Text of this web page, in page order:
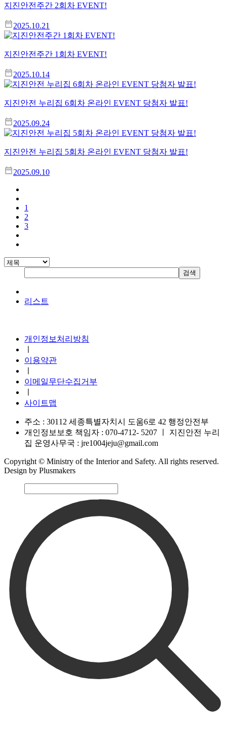
지진안전주간 2회차 EVENT!
2025.10.21
지진안전주간 1회차 EVENT!
2025.10.14
지진안전 누리집 6회차 온라인 EVENT 당첨자 발표!
2025.09.24
지진안전 누리집 5회차 온라인 EVENT 당첨자 발표!
2025.09.10
1
2
3
리스트
개인정보처리방침
이용약관
이메일무단수집거부
사이트맵
주소 : 30112 세종특별자치시 도움6로 42 행정안전부
개인정보보호 책임자 : 070-4712- 5207
지진안전 누리
집 운영사무국 : jre1004jeju@gmail.com
Copyright © Ministry of the Interior and Safety. All rights reserved.
Design by Plusmakers